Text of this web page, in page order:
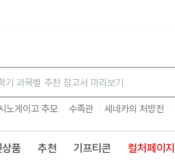
노게이고 추모 수족관 세네카의 처방전
상품 추천 기프티콘 컬처페이지